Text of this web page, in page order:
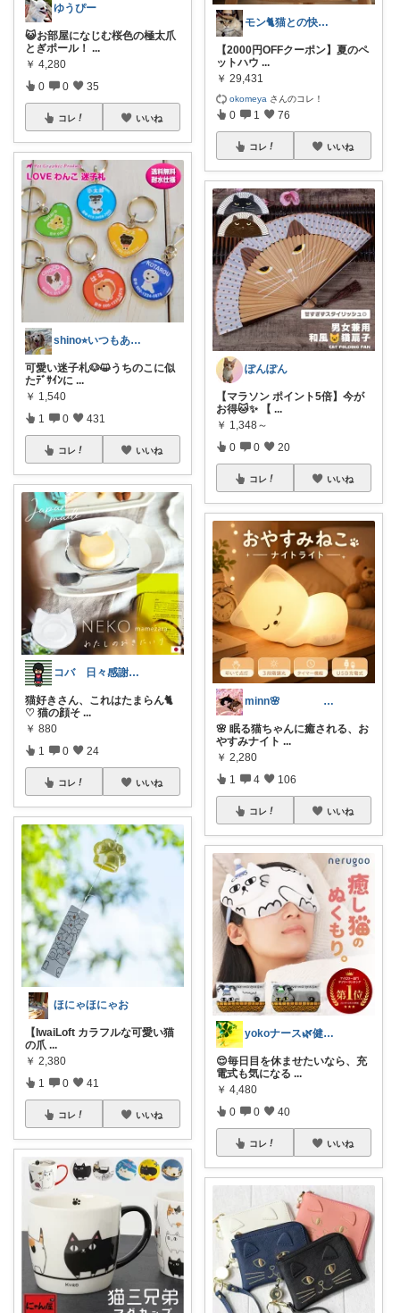
ゆうぴー
😺お部屋になじむ桜色の極太爪
とぎポール！ ...
￥ 4,280
0 0 35
コレ いいね
shino⭐︎いつもありがとう🐶🐾
可愛い迷子札🐶😺うちのこに似
たﾃﾞｻｲﾝに ...
￥ 1,540
1 0 431
コレ いいね
コバ 日々感謝✨私のすきなもの帖✨
猫好きさん、これはたまらん🐈
♡ 猫の顔そ ...
￥ 880
1 0 24
コレ いいね
ほにゃほにゃお
【IwaiLoft カラフルな可愛い猫
の爪 ...
￥ 2,380
1 0 41
コレ いいね
モン🐈猫との快適な暮らし
【2000円OFFクーポン】夏のペ
ットハウ ...
￥ 29,431
okomeya さんのコレ！
0 1 76
コレ いいね
ぽんぽん
【マラソン ポイント5倍】今が
お得🐱✨ 【 ...
￥ 1,348～
0 0 20
コレ いいね
minn🌸 358
🌸 眠る猫ちゃんに癒される、お
やすみナイト ...
￥ 2,280
1 4 106
コレ いいね
yokoナース🌿健康美容/ふるさと納税
😌毎日目を休ませたいなら、充
電式も気になる ...
￥ 4,480
0 0 40
コレ いいね